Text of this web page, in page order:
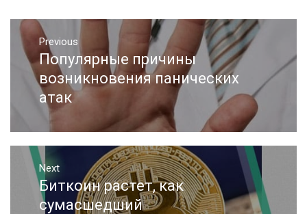
Навигация
по
записям
Previous
Previous
post:
Популярные причины
возникновения панических
атак
Next
Next
post:
Биткоин растет, как
сумасшедший